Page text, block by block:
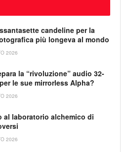
candeline per la
più longeva al mondo
2026
la “rivoluzione” audio 32-
le sue mirrorless Alpha?
2026
al laboratorio alchemico di
2026